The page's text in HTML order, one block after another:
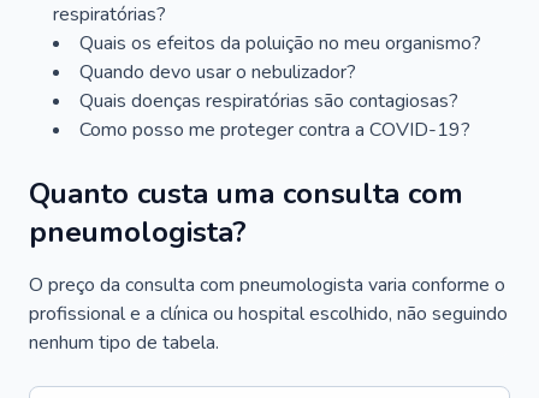
respiratórias?
Quais os efeitos da poluição no meu organismo?
Quando devo usar o nebulizador?
Quais doenças respiratórias são contagiosas?
Como posso me proteger contra a COVID-19?
Quanto custa uma consulta com
pneumologista?
O preço da consulta com pneumologista varia conforme o
profissional e a clínica ou hospital escolhido, não seguindo
nenhum tipo de tabela.